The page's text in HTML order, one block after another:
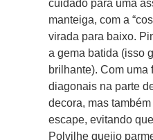
cuidado para uma
manteiga, com a
virada para baixo.
a gema batida (isso
brilhante). Com uma
diagonais na parte
decora, mas
escape, evitando
Polvilhe queijo